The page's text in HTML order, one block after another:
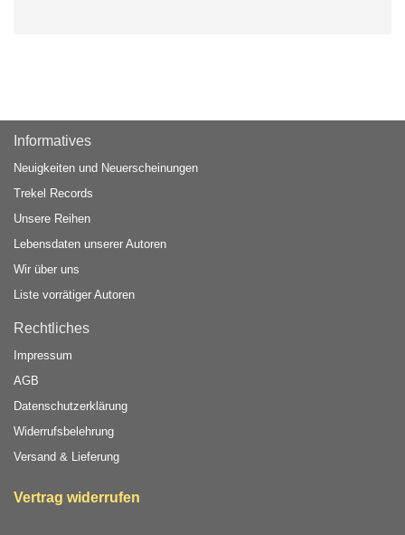
Informatives
Neuigkeiten und Neuerscheinungen
Trekel Records
Unsere Reihen
Lebensdaten unserer Autoren
Wir über uns
Liste vorrätiger Autoren
Rechtliches
Impressum
AGB
Datenschutzerklärung
Widerrufsbelehrung
Versand & Lieferung
Vertrag widerrufen